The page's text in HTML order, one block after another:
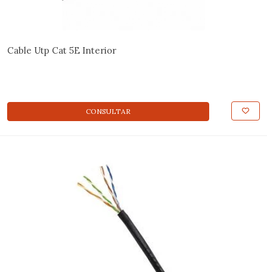
Cable Utp Cat 5E Interior
CONSULTAR